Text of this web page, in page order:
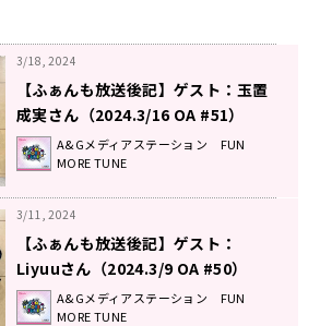
3/18, 2024
【ふぁんも放送後記】ゲスト：玉置
成実さん（2024.3/16 OA #51）
A&Gメディアステーション FUN
MORE TUNE
3/11, 2024
【ふぁんも放送後記】ゲスト：
Liyuuさん（2024.3/9 OA #50）
A&Gメディアステーション FUN
MORE TUNE